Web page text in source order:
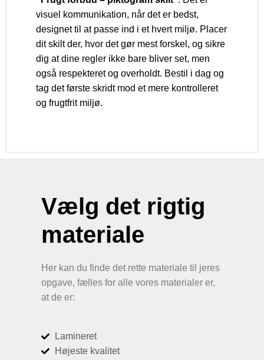
visuel kommunikation, når det er bedst,
designet til at passe ind i et hvert miljø. Placer
dit skilt der, hvor det gør mest forskel, og sikre
dig at dine regler ikke bare bliver set, men
også respekteret og overholdt. Bestil i dag og
tag det første skridt mod et mere kontrolleret
og frugtfrit miljø.
Vælg det rigtig
materiale
Her kan du finde det rette materiale til jeres
opgave, fælles for alle vores materialer er,
at de er:
Lamineret
Højeste kvalitet